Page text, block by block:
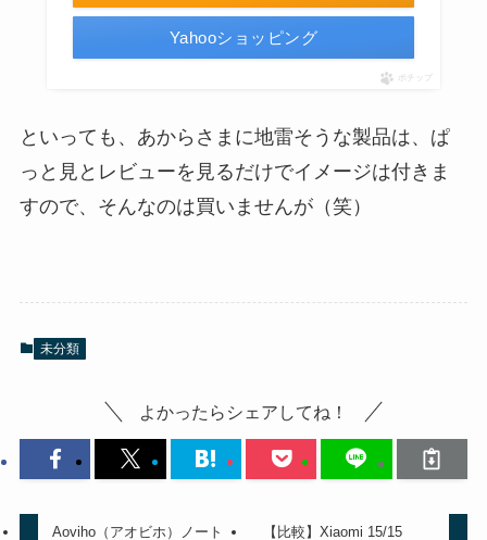
Yahooショッピング
ポチップ
といっても、あからさまに地雷そうな製品は、ぱ
っと見とレビューを見るだけでイメージは付きま
すので、そんなのは買いませんが（笑）
未分類
よかったらシェアしてね！
Aoviho（アオビホ）ノート
【比較】Xiaomi 15/15